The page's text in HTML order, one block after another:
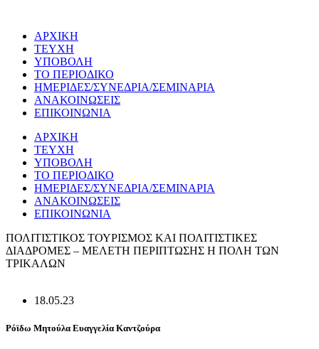
περιεχόμενο
ΑΡΧΙΚΗ
ΤΕΥΧΗ
ΥΠΟΒΟΛΗ
ΤΟ ΠΕΡΙΟΔΙΚΟ
ΗΜΕΡΙΔΕΣ/ΣΥΝΕΔΡΙΑ/ΣΕΜΙΝΑΡΙΑ
ΑΝΑΚΟΙΝΩΣΕΙΣ
ΕΠΙΚΟΙΝΩΝΙΑ
ΑΡΧΙΚΗ
ΤΕΥΧΗ
ΥΠΟΒΟΛΗ
ΤΟ ΠΕΡΙΟΔΙΚΟ
ΗΜΕΡΙΔΕΣ/ΣΥΝΕΔΡΙΑ/ΣΕΜΙΝΑΡΙΑ
ΑΝΑΚΟΙΝΩΣΕΙΣ
ΕΠΙΚΟΙΝΩΝΙΑ
ΠΟΛΙΤΙΣΤΙΚΟΣ ΤΟΥΡΙΣΜΟΣ ΚΑΙ ΠΟΛΙΤΙΣΤΙΚΕΣ
ΔΙΑΔΡΟΜΕΣ – ΜΕΛΕΤΗ ΠΕΡΙΠΤΩΣΗΣ Η ΠΟΛΗ ΤΩΝ
ΤΡΙΚΑΛΩΝ
18.05.23
Ρόϊδω Μητούλα Ευαγγελία Καντζούρα